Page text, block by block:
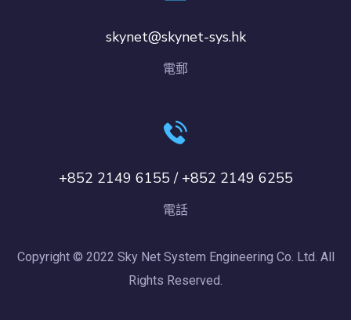
skynet@skynet-sys.hk
電郵
+852 2149 6155 / +852 2149 6255
電話
Copyright © 2022 Sky Net System Engineering Co. Ltd. All
Rights Reserved.